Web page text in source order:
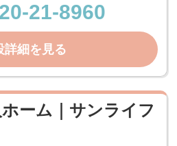
21-8960
詳細を見る
ーム｜サンライフ